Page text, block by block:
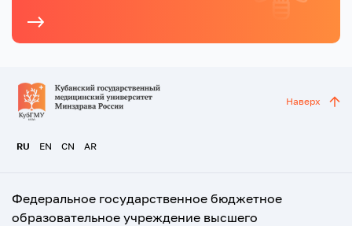
RU EN CN AR
Наверх
Федеральное государственное бюджетное
образовательное учреждение высшего